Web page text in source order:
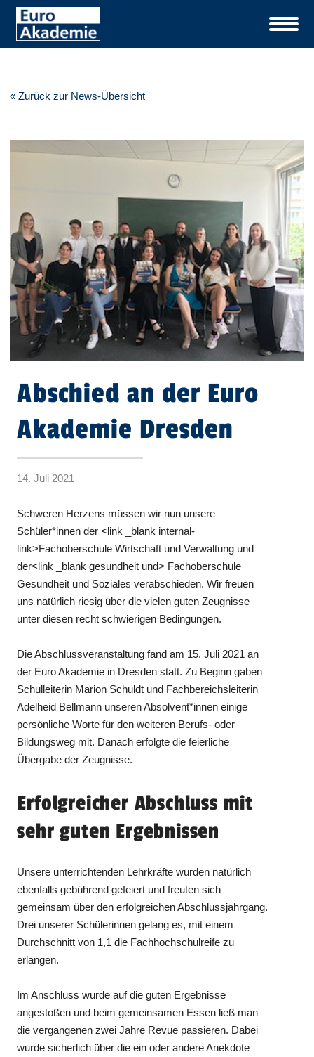
« Zurück zur News-Übersicht
Abschied an der Euro
Akademie Dresden
14. Juli 2021
Schweren Herzens müssen wir nun unsere
Schüler*innen der <link _blank internal-
link>Fachoberschule Wirtschaft und Verwaltung und
der<link _blank gesundheit und> Fachoberschule
Gesundheit und Soziales verabschieden. Wir freuen
uns natürlich riesig über die vielen guten Zeugnisse
unter diesen recht schwierigen Bedingungen.
Die Abschlussveranstaltung fand am 15. Juli 2021 an
der Euro Akademie in Dresden statt. Zu Beginn gaben
Schulleiterin Marion Schuldt und Fachbereichsleiterin
Adelheid Bellmann unseren Absolvent*innen einige
persönliche Worte für den weiteren Berufs- oder
Bildungsweg mit. Danach erfolgte die feierliche
Übergabe der Zeugnisse.
Erfolgreicher Abschluss mit
sehr guten Ergebnissen
Unsere unterrichtenden Lehrkräfte wurden natürlich
ebenfalls gebührend gefeiert und freuten sich
gemeinsam über den erfolgreichen Abschlussjahrgang.
Drei unserer Schülerinnen gelang es, mit einem
Durchschnitt von 1,1 die Fachhochschulreife zu
erlangen.
Im Anschluss wurde auf die guten Ergebnisse
angestoßen und beim gemeinsamen Essen ließ man
die vergangenen zwei Jahre Revue passieren. Dabei
wurde sicherlich über die ein oder andere Anekdote